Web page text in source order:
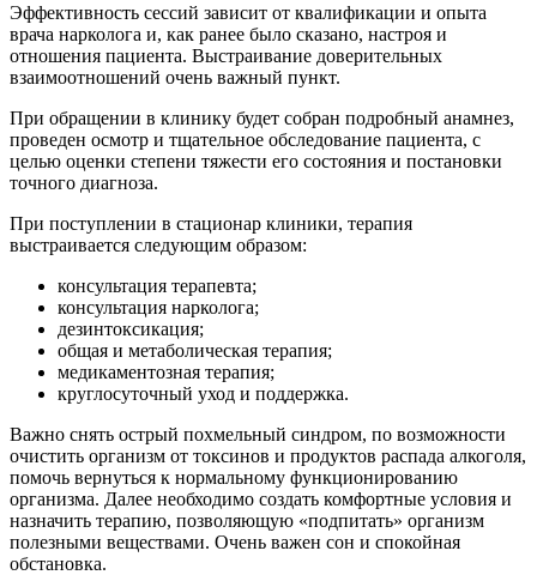
Эффективность сессий зависит от квалификации и опыта
врача нарколога и, как ранее было сказано, настроя и
отношения пациента. Выстраивание доверительных
взаимоотношений очень важный пункт.
При обращении в клинику будет собран подробный анамнез,
проведен осмотр и тщательное обследование пациента, с
целью оценки степени тяжести его состояния и постановки
точного диагноза.
При поступлении в стационар клиники, терапия
выстраивается следующим образом:
консультация терапевта;
консультация нарколога;
дезинтоксикация;
общая и метаболическая терапия;
медикаментозная терапия;
круглосуточный уход и поддержка.
Важно снять острый похмельный синдром, по возможности
очистить организм от токсинов и продуктов распада алкоголя,
помочь вернуться к нормальному функционированию
организма. Далее необходимо создать комфортные условия и
назначить терапию, позволяющую «подпитать» организм
полезными веществами. Очень важен сон и спокойная
обстановка.